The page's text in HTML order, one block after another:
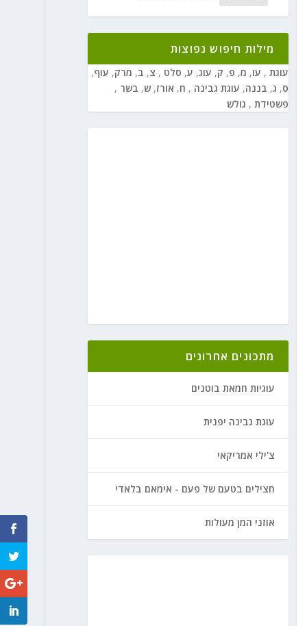
מילות חיפוש נפוצות
עוגת , עו, מ, פ, ק, עוג, ע, סלט , צ, ב, מרק, עוף,
ס, ג, בננה, עוגת גבינה , ח, אורז,ש, בשר ,
פשטידת , גולש
מתכונים אחרונים
עוגיות חמאת בוטנים
עוגת גבינה יפנית
צ'ילי אמריקאי
חצילים בטעם של פעם - אימאם בלאדי
אוזני המן מעולות